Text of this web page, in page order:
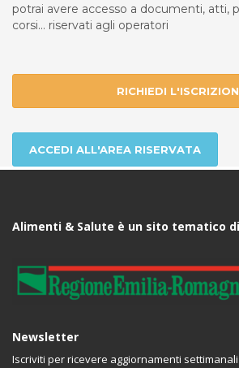
potrai avere accesso a documenti, atti,
corsi... riservati agli operatori
RICHIEDI
ACCEDI ALL'AREA RISERVATA
Alimenti & Salute è un sito tematico di
Newsletter
Iscriviti per ricevere aggiornamenti settimanali